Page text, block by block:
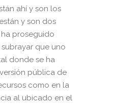
ahí y son los
y son dos
proseguido
que uno
donde se ha
pública de
como en la
al ubicado en el